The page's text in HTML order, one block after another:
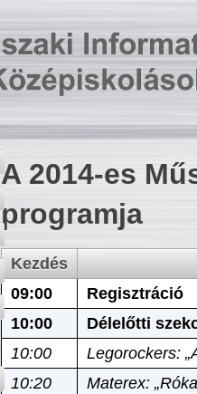
A 2014-es
programja
Kezdés
09:00
Regisztráció
10:00
Délelőtti
10:00
Legorockers:
10:20
Materex: